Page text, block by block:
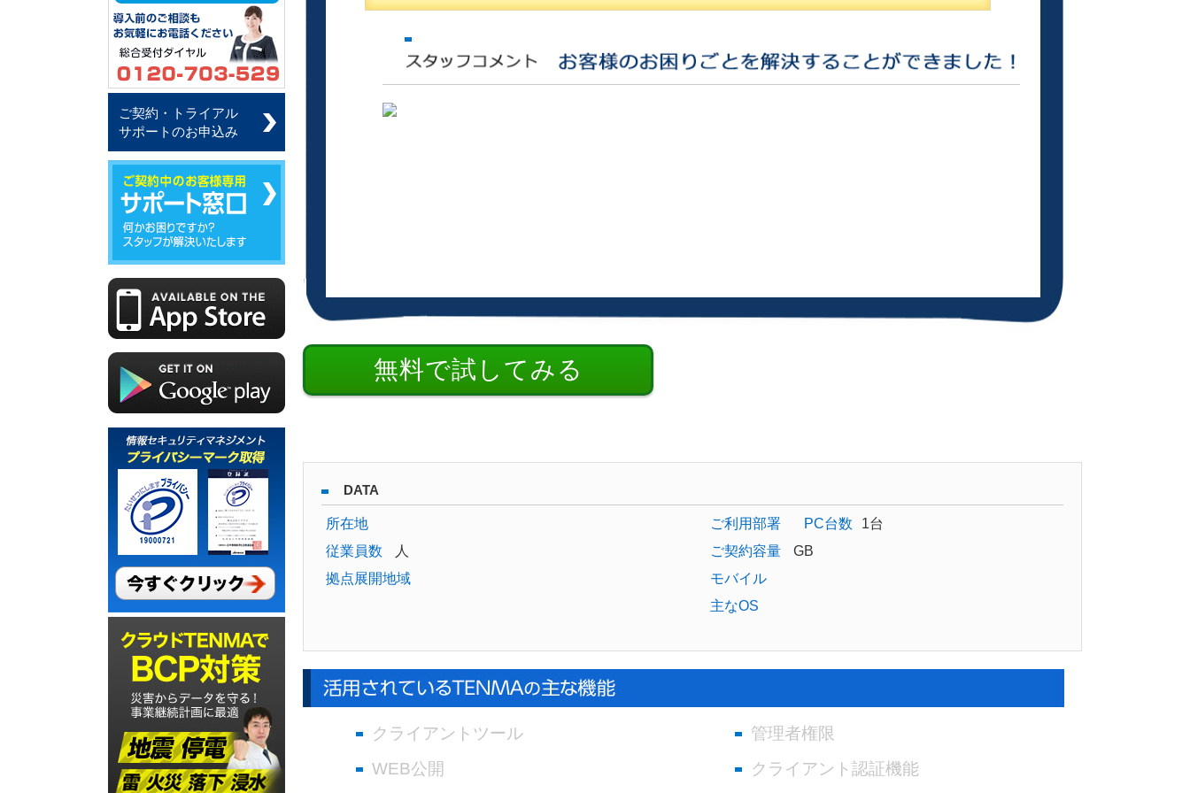
無料で試してみる
DATA
所在地
従業員数
人
拠点展開地域
ご利用部署 PC台数
1台
ご契約容量
GB
モバイル
主なOS
クライアントツール
管理者権限
WEB公開
クライアント認証機能
ご契約・トライアル
サポートのお申込み